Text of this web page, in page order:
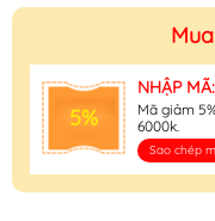
5%
NHẬP
Mã giảm
6000k.
Sao chép